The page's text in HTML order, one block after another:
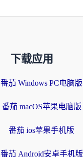
下载应用
番茄 Windows PC电脑版
番茄 macOS苹果电脑版
番茄 ios苹果手机版
番茄 Android安卓手机版